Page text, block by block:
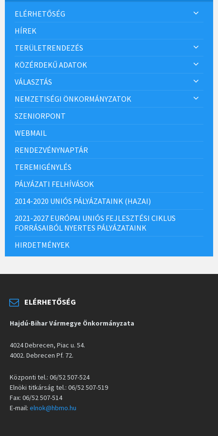
ELÉRHETŐSÉG
HÍREK
TERÜLETRENDEZÉS
KÖZÉRDEKŰ ADATOK
VÁLASZTÁS
NEMZETISÉGI ÖNKORMÁNYZATOK
SZENIORPONT
WEBMAIL
RENDEZVÉNYNAPTÁR
TEREMIGÉNYLÉS
PÁLYÁZATI FELHÍVÁSOK
2014-2020 UNIÓS PÁLYÁZATAINK (HAZAI)
2021-2027 EURÓPAI UNIÓS FEJLESZTÉSI CIKLUS
FORRÁSAIBÓL NYERTES PÁLYÁZATAINK
HIRDETMÉNYEK
ELÉRHETŐSÉG
Hajdú-Bihar Vármegye Önkormányzata
4024 Debrecen, Piac u. 54.
4002. Debrecen Pf. 72.
Központi tel.: 06/52 507-524
Elnöki titkárság tel.: 06/52 507-519
Fax: 06/52 507-514
E-mail: elnok@hbmo.hu